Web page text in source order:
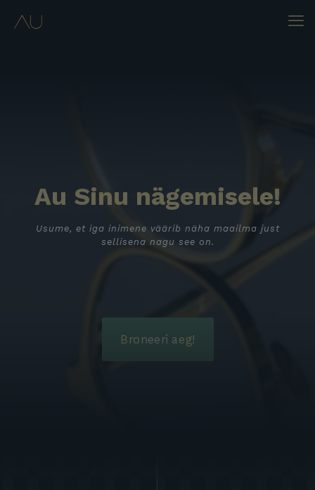
Au Sinu nägemisele!
Usume, et iga inimene väärib näha maailma just
sellisena nagu see on.
Broneeri aeg!